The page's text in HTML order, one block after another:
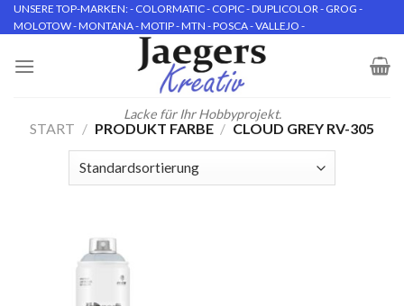
Skip
to
UNSERE TOP-MARKEN: - COLORMATIC - COPIC - DUPLICOLOR - GROG -
MOLOTOW - MONTANA - MOTIP - MTN - POSCA - VALLEJO -
Lacke für Ihr Hobbyprojekt.
START / PRODUKT FARBE / CLOUD GREY RV-305